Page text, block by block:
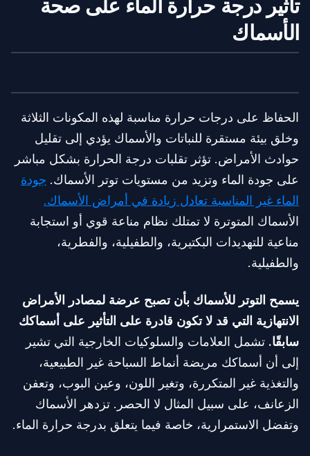
تأثير درجة حرارة الماء على صحة
الأسماك
الحفاظ على درجات حرارة مناسبة لهذه المكونات الثلاثة
وخلق بيئة مستقرة للنباتات والأسماك يؤدي إلى تقليل
حوادث الأمراض. تؤثر تقلبات درجة الحرارة بشكل مباشر
على جودة الماء وتزيد من مستويات توتر الأسماك. جودة
الماء غير المناسبة تعادل زيادة في أمراض الأسماك.
الأسماك المتوترة لا تمتلك نظام مناعة قوي أو استجابة
مناعية للتهديدات البكتيرية، والطفيلية، والفطرية،
والطفيلية.
يسمح التوتر للأسماك بأن تصبح عرضة لمصادر الأمراض
الانتهازية التي قد لا تكون قادرة على التأثير على أسماكك
سابقًا. تشمل العلامات والسلوكيات الخارجية التي تشير
إلى أن أسماكك مريضة أنماط السباحة غير الطبيعية،
والتغذية غير المتكررة، وتغير اللون، وعين البوب، وتعفن
الزعانف، على سبيل المثال لا الحصر. تزدهر الأسماك
وتفضل الاستمرارية، خاصة فيما يتعلق بدرجة حرارة الماء.